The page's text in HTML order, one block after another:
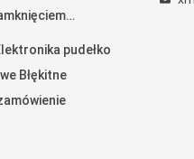
pudełko
Błękitne